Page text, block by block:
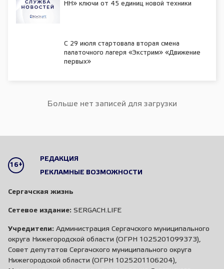
НН» ключи от 45 единиц новой техники
С 29 июля стартовала вторая смена
палаточного лагеря «Экстрим» «Движение
первых»
Больше нет записей для загрузки
16+
РЕДАКЦИЯ
РЕКЛАМНЫЕ ВОЗМОЖНОСТИ
Сергачская жизнь
Сетевое издание: SERGACH.LIFE
Учредители: Администрация Сергачского муниципального
округа Нижегородской области (ОГРН 1025201099373),
Совет депутатов Сергачского муниципального округа
Нижегородской области (ОГРН 1025201106204),